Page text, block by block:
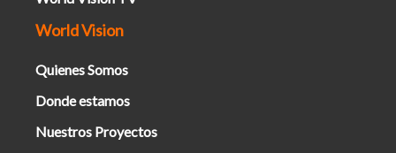
World Vision
Quienes Somos
Donde estamos
Nuestros Proyectos